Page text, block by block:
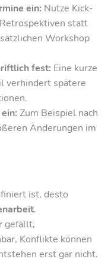
ein: Nutze Kick-
statt
Workshop
fest: Eine kurze
verhindert spätere
Zum Beispiel nach
Änderungen im
ist, desto
.
gefällt,
Konflikte können
erst gar nicht.